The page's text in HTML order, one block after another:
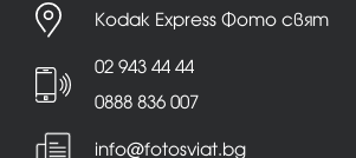
Kodak Express Фото свят
02 943 44 44
0888 836 007
info@fotosviat.bg